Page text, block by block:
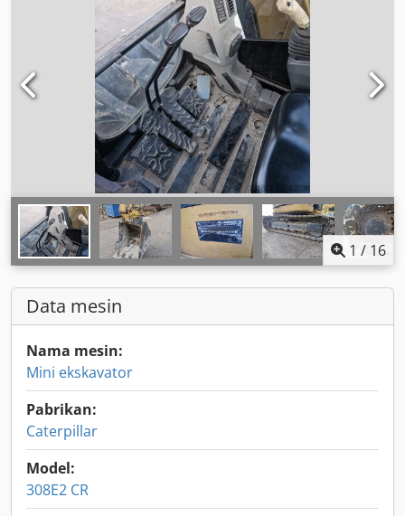
1 / 16
Data mesin
Nama mesin:
Mini ekskavator
Pabrikan:
Caterpillar
Model:
308E2 CR